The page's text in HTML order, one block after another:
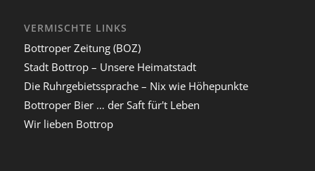
VERMISCHTE LINKS
Bottroper Zeitung (BOZ)
Stadt Bottrop – Unsere Heimatstadt
Die Ruhrgebietssprache – Nix wie Höhepunkte
Bottroper Bier … der Saft für't Leben
Wir lieben Bottrop